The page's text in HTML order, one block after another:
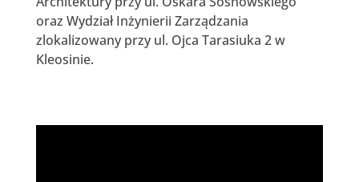
oraz Wydział Inżynierii Zarządzania
zlokalizowany przy ul. Ojca Tarasiuka 2 w
Kleosinie.